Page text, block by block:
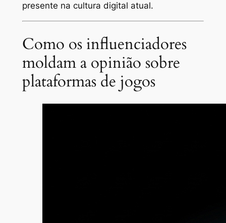
presente na cultura digital atual.
Como os influenciadores
moldam a opinião sobre
plataformas de jogos